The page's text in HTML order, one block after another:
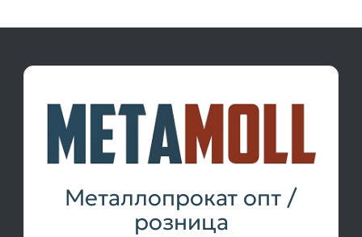
Металлопрокат опт /
розница